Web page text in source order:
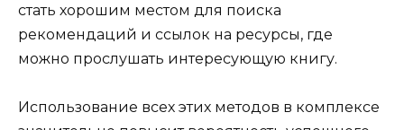
стать хорошим местом для поиска
рекомендаций и ссылок на ресурсы, где
можно прослушать интересующую книгу.
Использование всех этих методов в комплексе